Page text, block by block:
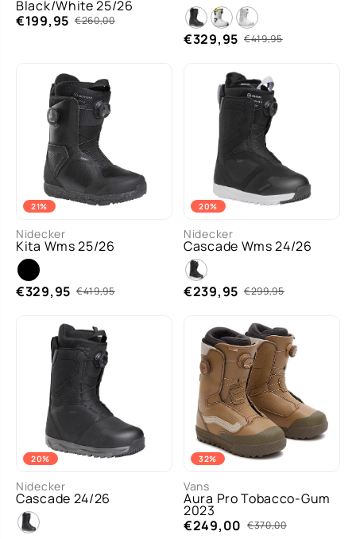
Black/White 25/26
€199,95 €260,00
T
€329,95 €419,95
21%
MAA
T
7.0
Nidecker
Kita Wms 25/26
€329,95 €419,95
20%
MAA
T
7.0
7.5
Nidecker
Cascade Wms 24/26
€239,95 €299,95
20%
MAA
T
8.5
Nidecker
Cascade 24/26
32%
Vans
Aura Pro Tobacco-Gum
2023
€249,00 €370,00